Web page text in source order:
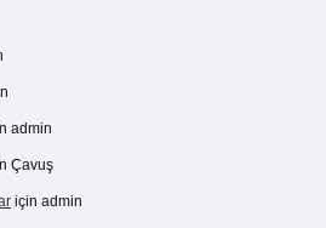
admin
Çavuş
için admin